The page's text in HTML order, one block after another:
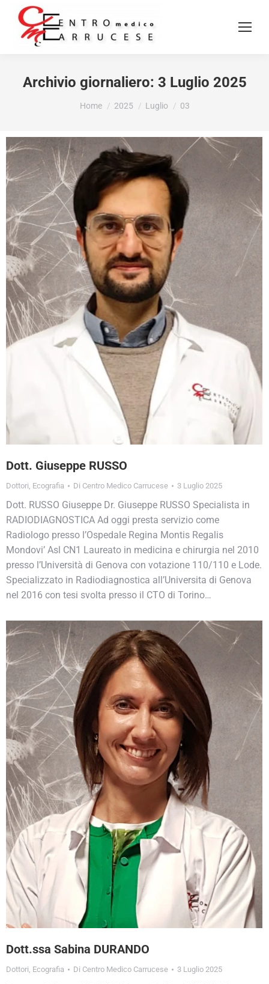
Archivio giornaliero: 3 Luglio 2025
Tu sei qui:
Home 2025 Luglio 03
Dott. Giuseppe RUSSO
Dottori, Ecografia Di Centro Medico Carrucese 3 Luglio 2025
Dott. RUSSO Giuseppe Dr. Giuseppe RUSSO Specialista in
RADIODIAGNOSTICA Ad oggi presta servizio come
Radiologo presso l’Ospedale Regina Montis Regalis
Mondovi’ Asl CN1 Laureato in medicina e chirurgia nel 2010
presso l’Università di Genova con votazione 110/110 e Lode.
Specializzato in Radiodiagnostica all’Universita di Genova
nel 2016 con tesi svolta presso il CTO di Torino…
Dott.ssa Sabina DURANDO
Dottori, Ecografia Di Centro Medico Carrucese 3 Luglio 2025